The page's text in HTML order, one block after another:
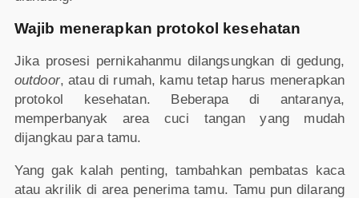
Wajib menerapkan protokol kesehatan
Jika prosesi pernikahanmu dilangsungkan di gedung,
outdoor, atau di rumah, kamu tetap harus menerapkan
protokol kesehatan. Beberapa di antaranya,
memperbanyak area cuci tangan yang mudah
dijangkau para tamu.
Yang gak kalah penting, tambahkan pembatas kaca
atau akrilik di area penerima tamu. Tamu pun dilarang